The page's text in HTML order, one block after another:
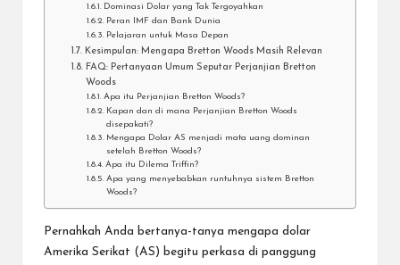
Dominasi Dolar yang Tak Tergoyahkan
Peran IMF dan Bank Dunia
Pelajaran untuk Masa Depan
Kesimpulan: Mengapa Bretton Woods Masih Relevan
FAQ: Pertanyaan Umum Seputar Perjanjian Bretton
Woods
Apa itu Perjanjian Bretton Woods?
Kapan dan di mana Perjanjian Bretton Woods
disepakati?
Mengapa Dolar AS menjadi mata uang dominan
setelah Bretton Woods?
Apa itu Dilema Triffin?
Apa yang menyebabkan runtuhnya sistem Bretton
Woods?
Pernahkah Anda bertanya-tanya mengapa dolar
Amerika Serikat (AS) begitu perkasa di panggung